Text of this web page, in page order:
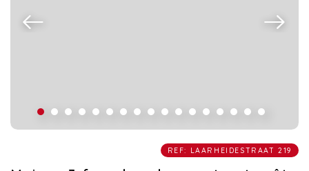
REF: LAARHEIDESTRAAT 219